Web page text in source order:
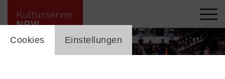
cookie_layer
Cookies Einstellungen